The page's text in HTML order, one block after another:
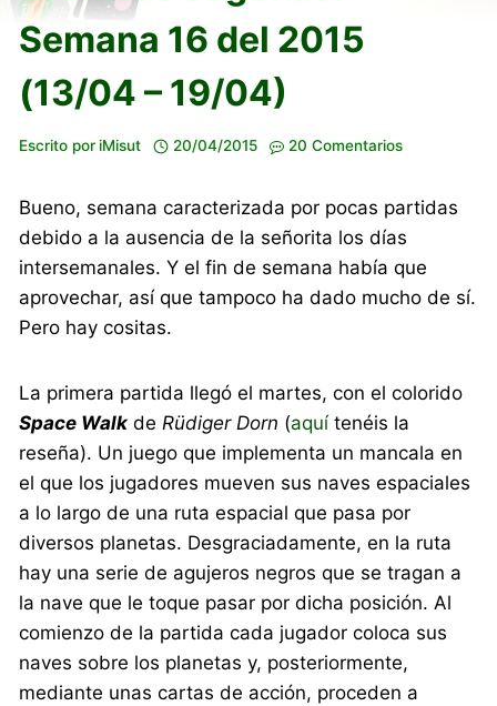
Semana 16 del 2015
(13/04 – 19/04)
Escrito por iMisut 20/04/2015 20 Comentarios
Bueno, semana caracterizada por pocas partidas
debido a la ausencia de la señorita los días
intersemanales. Y el fin de semana había que
aprovechar, así que tampoco ha dado mucho de sí.
Pero hay cositas.
La primera partida llegó el martes, con el colorido
Space Walk deRüdiger Dorn (aquítenéis la
reseña). Un juego que implementa un mancala en
el que los jugadores mueven sus naves espaciales
a lo largo de una ruta espacial que pasa por
diversos planetas. Desgraciadamente, en la ruta
hay una serie de agujeros negros que se tragan a
la nave que le toque pasar por dicha posición. Al
comienzo de la partida cada jugador coloca sus
naves sobre los planetas y, posteriormente,
mediante unas cartas de acción, proceden a